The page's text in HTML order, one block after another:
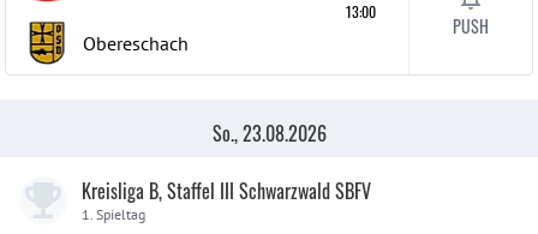
Obereschach
13:00
PUSH
So., 23.08.2026
Kreisliga B, Staffel III Schwarzwald SBFV
1. Spieltag